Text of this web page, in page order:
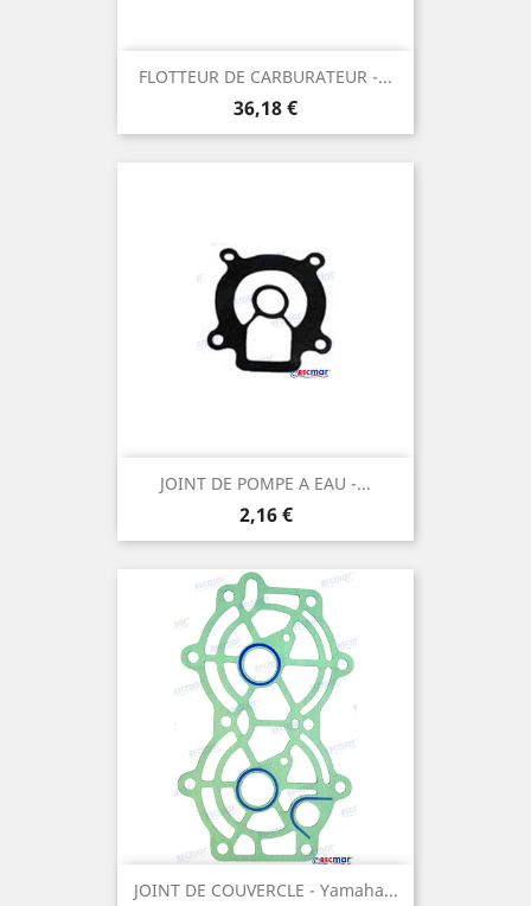
FLOTTEUR DE CARBURATEUR -...
Prix
36,18 €
JOINT DE POMPE A EAU -...
Prix
2,16 €
JOINT DE COUVERCLE - Yamaha...